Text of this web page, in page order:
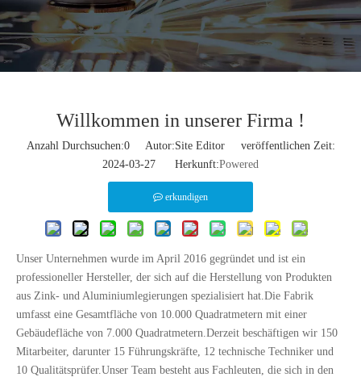
Willkommen in unserer Firma !
Anzahl Durchsuchen:0Autor:Site Editor veröffentlichen Zeit:
2024-03-27 Herkunft:Powered
erkundigen
Unser Unternehmen wurde im April 2016 gegründet und ist ein
professioneller Hersteller, der sich auf die Herstellung von Produkten
aus Zink- und Aluminiumlegierungen spezialisiert hat.Die Fabrik
umfasst eine Gesamtfläche von 10.000 Quadratmetern mit einer
Gebäudefläche von 7.000 Quadratmetern.Derzeit beschäftigen wir 150
Mitarbeiter, darunter 15 Führungskräfte, 12 technische Techniker und
10 Qualitätsprüfer.Unser Team besteht aus Fachleuten, die sich in den